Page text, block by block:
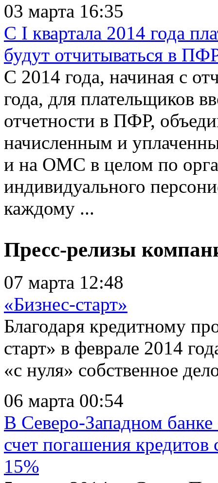
03 марта 16:35
С I квартала 2014 года
будут отчитываться в
С 2014 года, начиная с
года, для плательщиков
отчетности в ПФР,
начисленным и
и на ОМС в целом по
индивидуального
каждому ...
Пресс-релизы
07 марта 12:48
«Бизнес-старт»
Благодаря кредитному
старт» в феврале 2014
«с нуля» собственное
06 марта 00:54
В Северо-Западном
счет погашения
15%